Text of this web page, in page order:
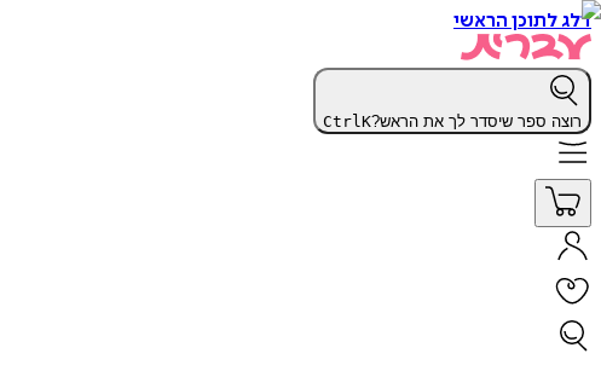
דלג לתוכן הראשי
רוצה ספר שיסדר לך את הראש? CtrlK